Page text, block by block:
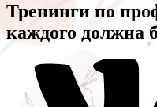
Тренинги по
каждого должна